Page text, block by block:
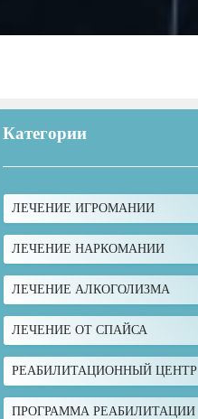
Категории
ЛЕЧЕНИЕ ИГРОМАНИИ
ЛЕЧЕНИЕ НАРКОМАНИИ
ЛЕЧЕНИЕ АЛКОГОЛИЗМА
ЛЕЧЕНИЕ ОТ СПАЙСА
РЕАБИЛИТАЦИОННЫЙ ЦЕНТР
ПРОГРАММА РЕАБИЛИТАЦИИ